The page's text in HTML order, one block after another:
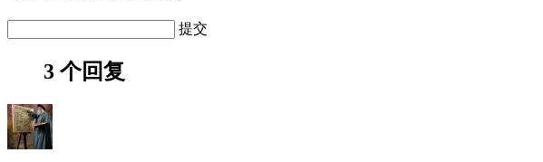
提交
3 个回复